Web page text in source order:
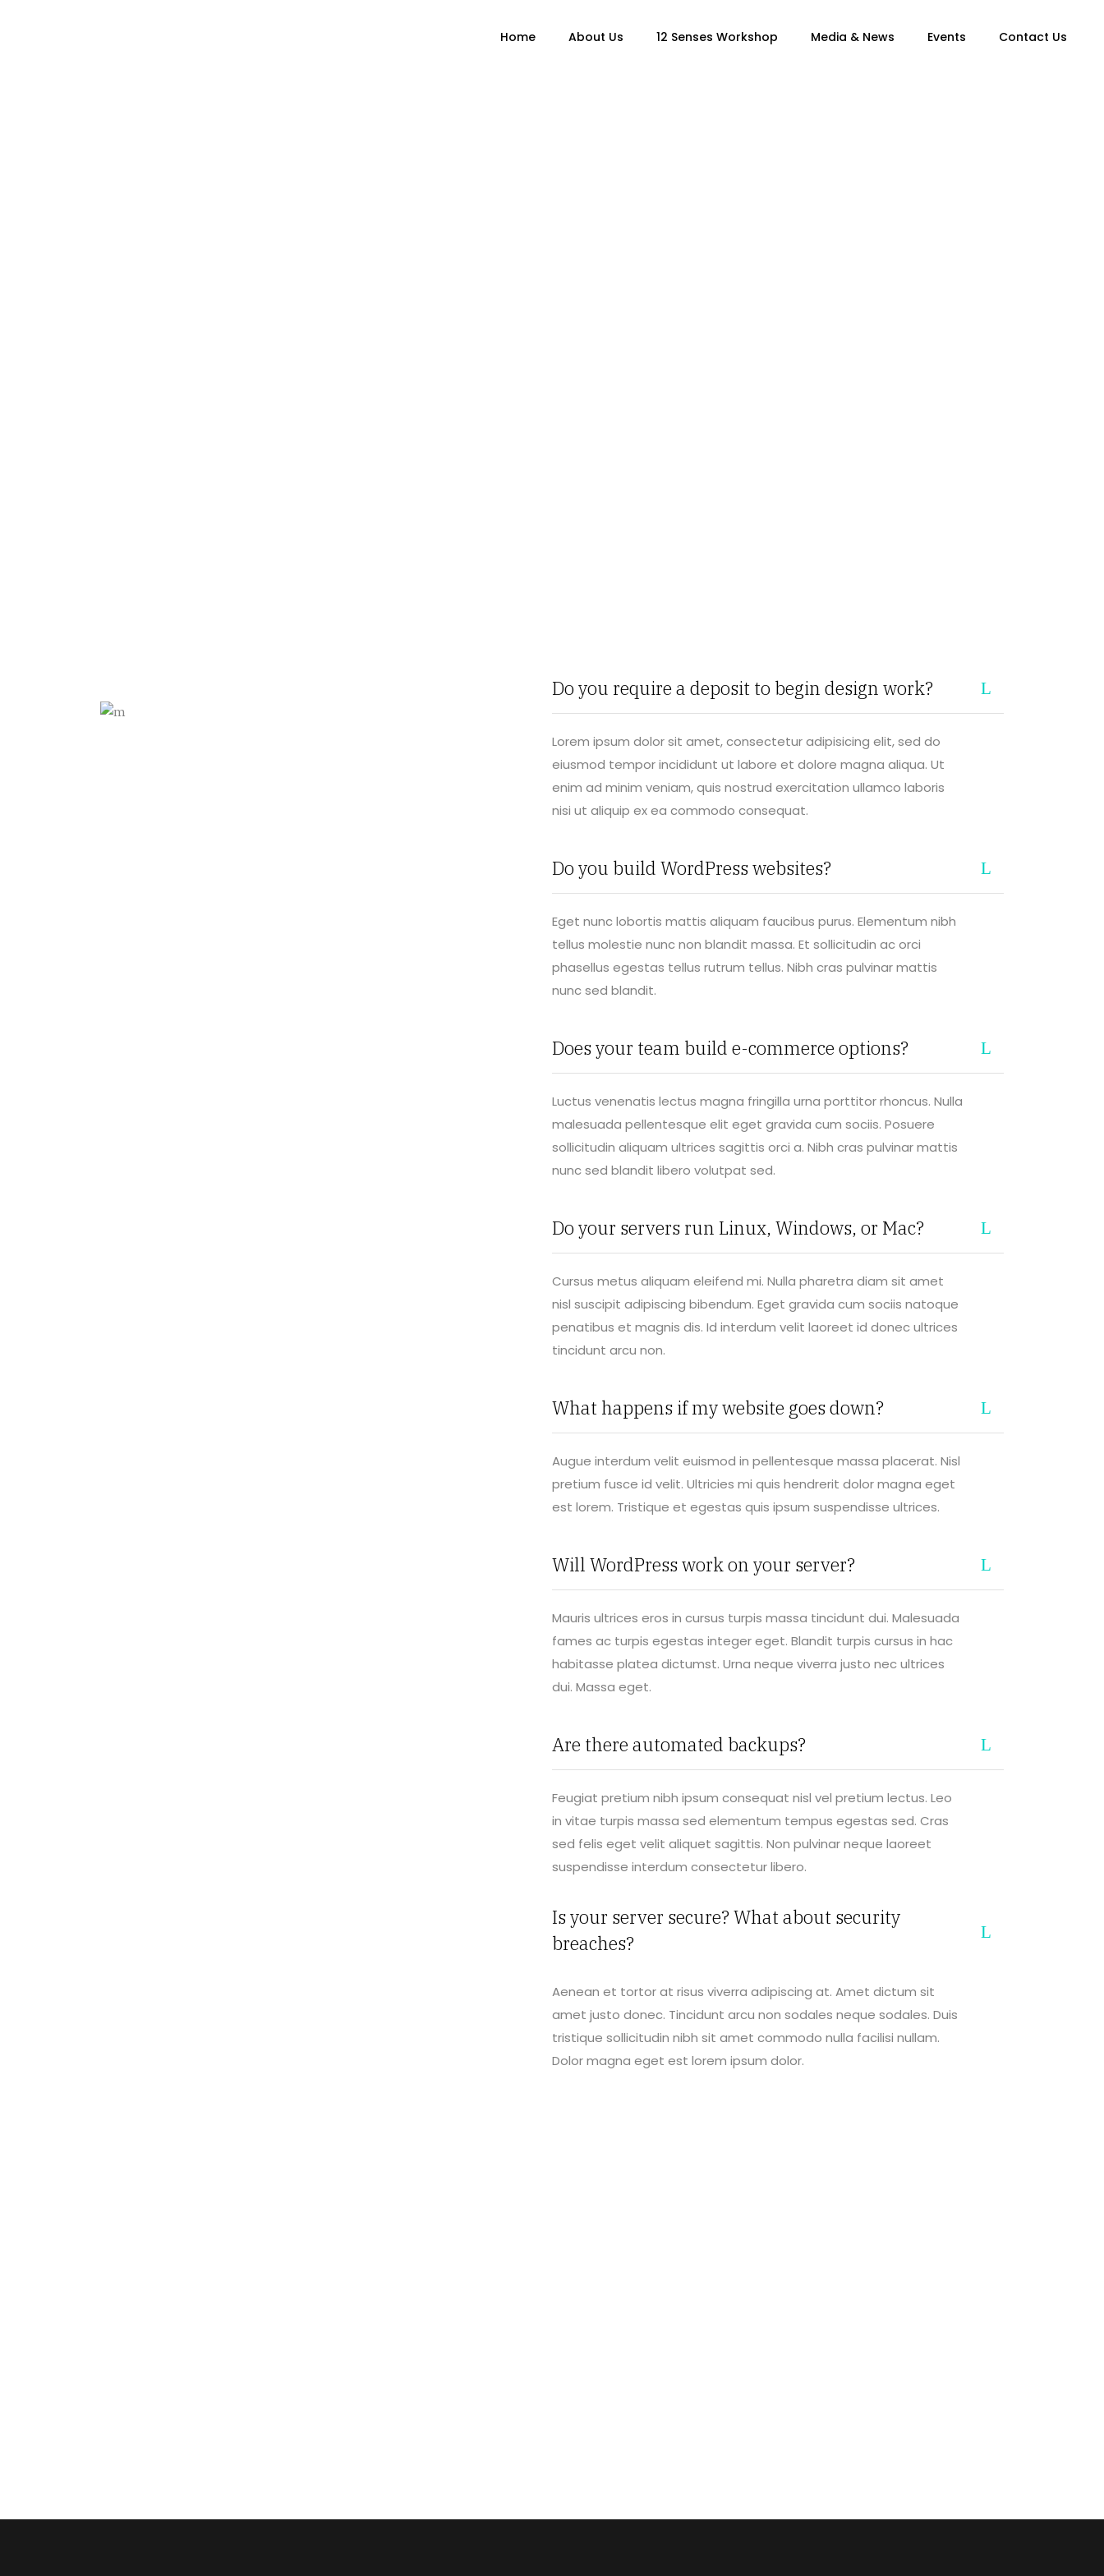
Home About Us 12 Senses Workshop Media & News Events Contact Us
Do you require a deposit to begin design work?
Lorem ipsum dolor sit amet, consectetur adipisicing elit, sed do
eiusmod tempor incididunt ut labore et dolore magna aliqua. Ut
enim ad minim veniam, quis nostrud exercitation ullamco laboris
nisi ut aliquip ex ea commodo consequat.
Do you build WordPress websites?
Eget nunc lobortis mattis aliquam faucibus purus. Elementum nibh
tellus molestie nunc non blandit massa. Et sollicitudin ac orci
phasellus egestas tellus rutrum tellus. Nibh cras pulvinar mattis
nunc sed blandit.
Does your team build e-commerce options?
Luctus venenatis lectus magna fringilla urna porttitor rhoncus. Nulla
malesuada pellentesque elit eget gravida cum sociis. Posuere
sollicitudin aliquam ultrices sagittis orci a. Nibh cras pulvinar mattis
nunc sed blandit libero volutpat sed.
Do your servers run Linux, Windows, or Mac?
Cursus metus aliquam eleifend mi. Nulla pharetra diam sit amet
nisl suscipit adipiscing bibendum. Eget gravida cum sociis natoque
penatibus et magnis dis. Id interdum velit laoreet id donec ultrices
tincidunt arcu non.
What happens if my website goes down?
Augue interdum velit euismod in pellentesque massa placerat. Nisl
pretium fusce id velit. Ultricies mi quis hendrerit dolor magna eget
est lorem. Tristique et egestas quis ipsum suspendisse ultrices.
Will WordPress work on your server?
Mauris ultrices eros in cursus turpis massa tincidunt dui. Malesuada
fames ac turpis egestas integer eget. Blandit turpis cursus in hac
habitasse platea dictumst. Urna neque viverra justo nec ultrices
dui. Massa eget.
Are there automated backups?
Feugiat pretium nibh ipsum consequat nisl vel pretium lectus. Leo
in vitae turpis massa sed elementum tempus egestas sed. Cras
sed felis eget velit aliquet sagittis. Non pulvinar neque laoreet
suspendisse interdum consectetur libero.
Is your server secure? What about security
breaches?
Aenean et tortor at risus viverra adipiscing at. Amet dictum sit
amet justo donec. Tincidunt arcu non sodales neque sodales. Duis
tristique sollicitudin nibh sit amet commodo nulla facilisi nullam.
Dolor magna eget est lorem ipsum dolor.